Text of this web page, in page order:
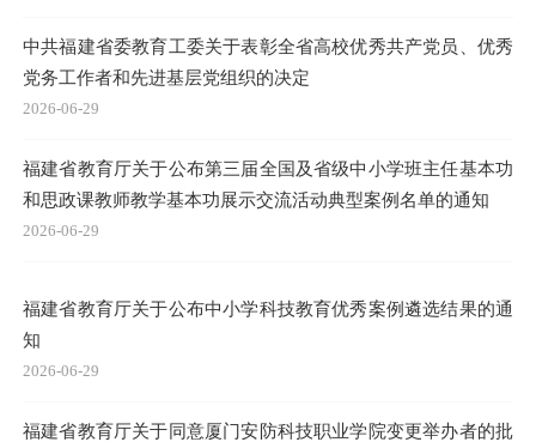
中共福建省委教育工委关于表彰全省高校优秀共产党员、优秀
党务工作者和先进基层党组织的决定
2026-06-29
福建省教育厅关于公布第三届全国及省级中小学班主任基本功
和思政课教师教学基本功展示交流活动典型案例名单的通知
2026-06-29
福建省教育厅关于公布中小学科技教育优秀案例遴选结果的通
知
2026-06-29
福建省教育厅关于同意厦门安防科技职业学院变更举办者的批